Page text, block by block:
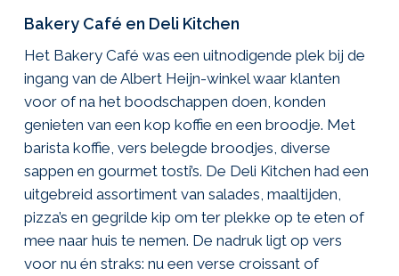
Bakery Café en Deli Kitchen
Het Bakery Café was een uitnodigende plek bij de
ingang van de Albert Heijn-winkel waar klanten
voor of na het boodschappen doen, konden
genieten van een kop koffie en een broodje. Met
barista koffie, vers belegde broodjes, diverse
sappen en gourmet tosti’s. De Deli Kitchen had een
uitgebreid assortiment van salades, maaltijden,
pizza’s en gegrilde kip om ter plekke op te eten of
mee naar huis te nemen. De nadruk ligt op vers
voor nu én straks: nu een verse croissant of